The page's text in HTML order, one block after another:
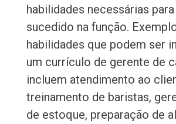
habilidades necessárias
sucedido na função.
habilidades que podem ser
um currículo de gerente de
incluem atendimento ao
treinamento de baristas,
de estoque, preparação de